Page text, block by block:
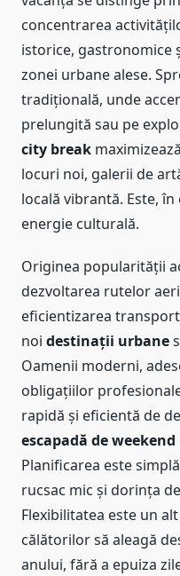
concentrarea
istorice, gastronomice
zonei urbane alese.
tradițională, unde
prelungită sau pe
city break
locuri noi, galerii de
locală vibrantă. Este,
energie culturală.
Originea popularității
dezvoltarea rutelor
eficientizarea
noi destinații urbane
Oamenii moderni,
obligațiilor
rapidă și eficientă de
escapadă de weekend
Planificarea este
rucsac mic și dorința
Flexibilitatea este un
călătorilor să aleagă
anului, fără a epuiza